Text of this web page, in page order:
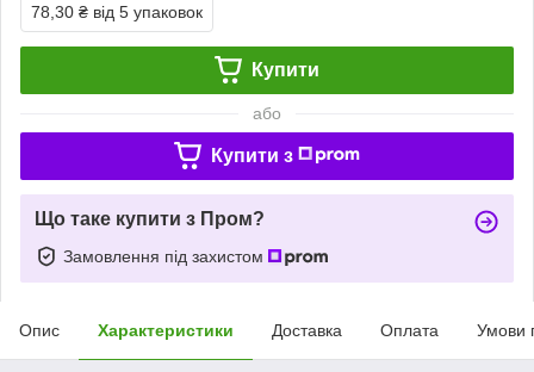
78,30 ₴ від 5 упаковок
Купити
або
Купити з
Що таке купити з Пром?
Замовлення під захистом
Опис Характеристики Доставка Оплата Умови